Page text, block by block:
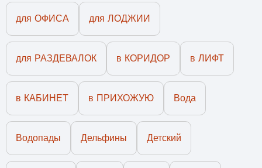
для ОФИСА для ЛОДЖИИ
для РАЗДЕВАЛОК в КОРИДОР в ЛИФТ
в КАБИНЕТ в ПРИХОЖУЮ Вода
Водопады Дельфины Детский